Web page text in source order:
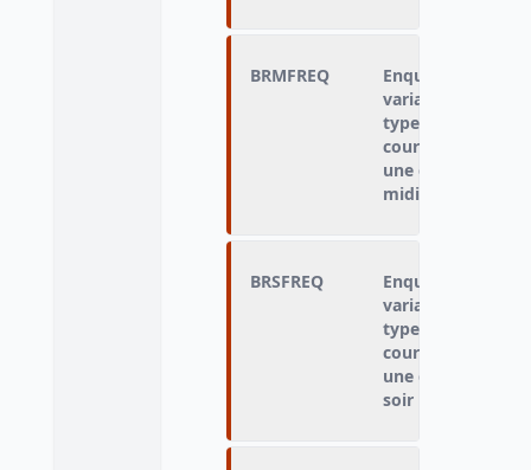
BRMFREQ
Enquêté qui n'a
variable « type
type
cours des 7
une distribution
midi
BRSFREQ
Enquêté qui n'a
variable « type
type
cours des 7
une distribution
soir